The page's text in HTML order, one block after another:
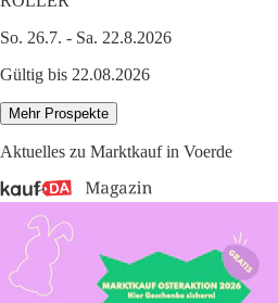
So. 26.7. - Sa. 22.8.2026
Gültig bis 22.08.2026
Mehr Prospekte
Aktuelles zu Marktkauf in Voerde